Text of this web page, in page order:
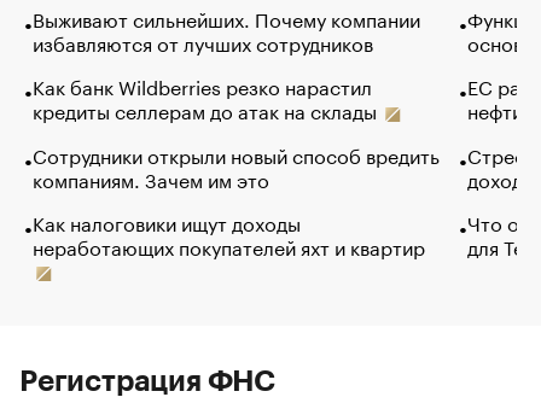
Выживают сильнейших. Почему компании
избавляются от лучших сотрудников
Как банк Wildberries резко нарастил
кредиты селлерам до атак на склады
Сотрудники открыли новый способ вредить
компаниям. Зачем им это
Как налоговики ищут доходы
неработающих покупателей яхт и квартир
основ
ЕС
нефти
Что
для
Регистрация ФНС